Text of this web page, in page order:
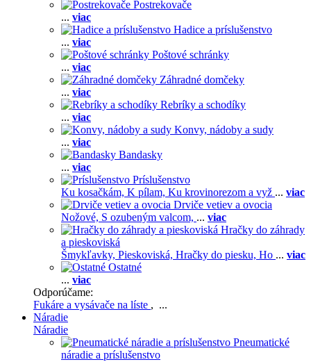
Postrekovače
... viac
Hadice a príslušenstvo
... viac
Poštové schránky
... viac
Záhradné domčeky
... viac
Rebríky a schodíky
... viac
Konvy, nádoby a sudy
... viac
Bandasky
... viac
Príslušenstvo
Ku kosačkám, K pílam, Ku krovinorezom a vyž ... viac
Drviče vetiev a ovocia
Nožové, S ozubeným valcom, ... viac
Hračky do záhrady
a pieskoviská
Šmykľavky, Pieskoviská, Hračky do piesku, Ho ... viac
Ostatné
... viac
Odporúčame:
Fukáre a vysávače na líste , ...
Náradie
Náradie
Pneumatické
náradie a príslušenstvo